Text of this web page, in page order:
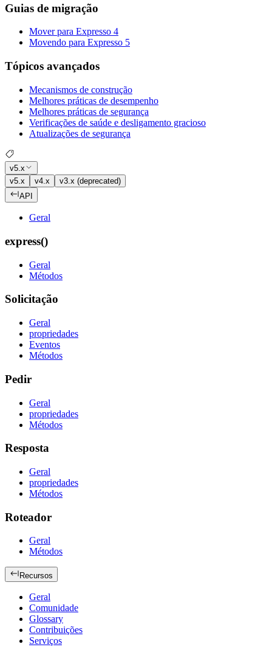
Guias de migração
Mover para Expresso 4
Movendo para Expresso 5
Tópicos avançados
Mecanismos de construção
Melhores práticas de desempenho
Melhores práticas de segurança
Verificações de saúde e desligamento gracioso
Atualizações de segurança
v5.x
v5.x
v4.x
v3.x (deprecated)
API
Geral
express()
Geral
Métodos
Solicitação
Geral
propriedades
Eventos
Métodos
Pedir
Geral
propriedades
Métodos
Resposta
Geral
propriedades
Métodos
Roteador
Geral
Métodos
Recursos
Geral
Comunidade
Glossary
Contribuições
Serviços